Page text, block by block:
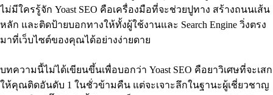
ไม่มีใครรู้จัก Yoast SEO คือเครื่องมือที่จะช่วยปูทาง สร้างถนนเส้น
หลัก และติดป้ายบอกทางให้ทั้งผู้ใช้งานและ Search Engine วิ่งตรง
มาที่เว็บไซต์ของคุณได้อย่างง่ายดาย
บทความนี้ไม่ได้เขียนขึ้นเพื่อบอกว่า Yoast SEO คือยาวิเศษที่จะเสก
ให้คุณติดอันดับ 1 ในชั่วข้ามคืน แต่จะเจาะลึกในฐานะผู้เชี่ยวชาญ